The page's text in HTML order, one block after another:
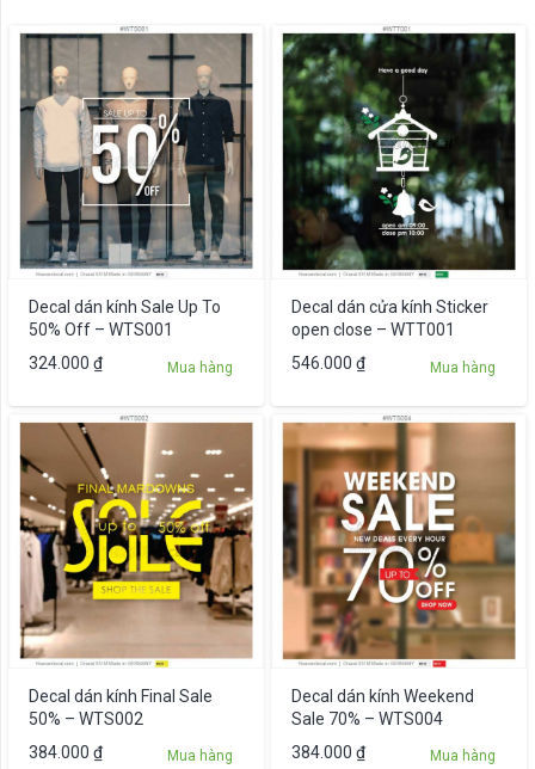
Decal dán kính Sale Up To
50% Off – WTS001
324.000 ₫ Mua hàng
Decal dán cửa kính Sticker
open close – WTT001
546.000 ₫ Mua hàng
Decal dán kính Final Sale
50% – WTS002
384.000 ₫ Mua hàng
Decal dán kính Weekend
Sale 70% – WTS004
384.000 ₫ Mua hàng